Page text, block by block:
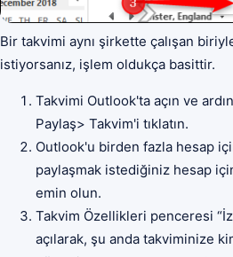
Bir takvimi aynı şirkette çalışan
istiyorsanız, işlem oldukça basittir.
Takvimi Outlook'ta açın ve
Paylaş> Takvim'i tıklatın.
Outlook'u birden fazla hesap
paylaşmak istediğiniz hesap
emin olun.
Takvim Özellikleri penceresi
açılarak, şu anda takviminize